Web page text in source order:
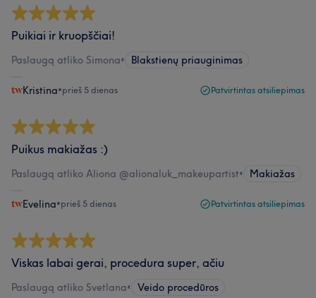
Puikiai ir kruopščiai!
Paslaugą atliko Simona• Blakstienų priauginimas
Kristina•prieš 5 dienas Patvirtintas atsiliepimas
Puikus makiažas :)
Paslaugą atliko Aliona @alionaluk_makeupartist• Makiažas
Evelina•prieš 5 dienas Patvirtintas atsiliepimas
Viskas labai gerai, procedura super, ačiu
Paslaugą atliko Svetlana• Veido procedūros